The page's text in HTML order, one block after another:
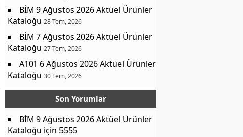
BİM 9 Ağustos 2026 Aktüel Ürünler
Kataloğu 28 Tem, 2026
BİM 7 Ağustos 2026 Aktüel Ürünler
Kataloğu 27 Tem, 2026
A101 6 Ağustos 2026 Aktüel Ürünler
Kataloğu 30 Tem, 2026
Son Yorumlar
BİM 9 Ağustos 2026 Aktüel Ürünler
Kataloğu için 5555